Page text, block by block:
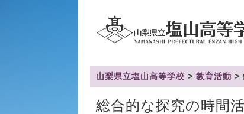
山梨県立塩山高等学校 > 教育活動 >
総合的な探究の時間